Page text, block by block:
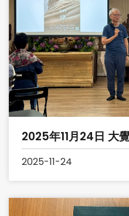
2025年11月24日 大
錄片觀賞及工作坊
2025-11-24